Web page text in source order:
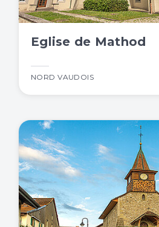
Eglise de Mathod
NORD VAUDOIS